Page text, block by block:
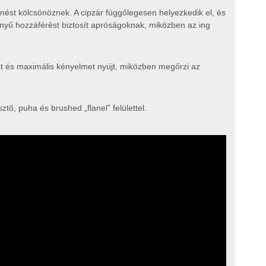
kölcsönöznek. A cipzár függőlegesen helyezkedik el, és
hozzáférést biztosít apróságoknak, miközben az ing
maximális kényelmet nyújt, miközben megőrzi az
puha és brushed „flanel” felülettel.